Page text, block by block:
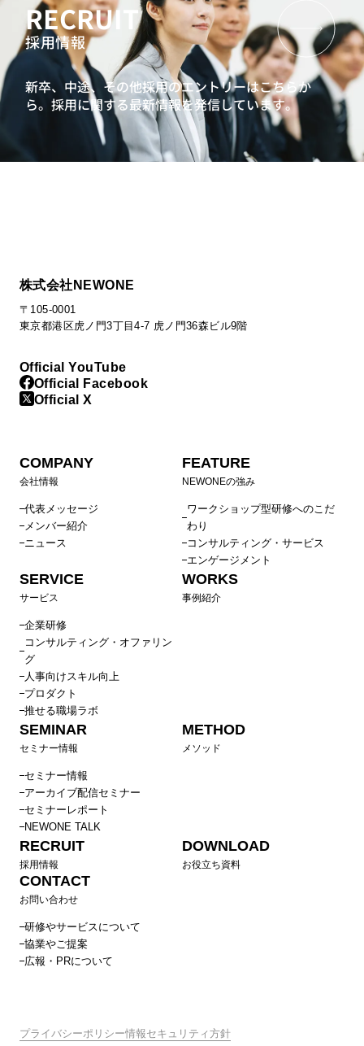
RECRUIT
採用情報
新卒、中途、その他採用のエントリーはこちらか
ら。採用に関する最新情報を発信しています。
株式会社NEWONE
〒105-0001
東京都港区虎ノ門3丁目4-7 虎ノ門36森ビル9階
Official YouTube
Official Facebook
Official X
COMPANY
会社情報
代表メッセージ
メンバー紹介
ニュース
FEATURE
NEWONEの強み
ワークショップ型研修へのこだ
わり
コンサルティング・サービス
エンゲージメント
SERVICE
サービス
企業研修
コンサルティング・オファリン
グ
人事向けスキル向上
プロダクト
推せる職場ラボ
WORKS
事例紹介
SEMINAR
セミナー情報
セミナー情報
アーカイブ配信セミナー
セミナーレポート
NEWONE TALK
METHOD
メソッド
RECRUIT
採用情報
DOWNLOAD
お役立ち資料
CONTACT
お問い合わせ
研修やサービスについて
協業やご提案
広報・PRについて
プライバシーポリシー情報セキュリティ方針